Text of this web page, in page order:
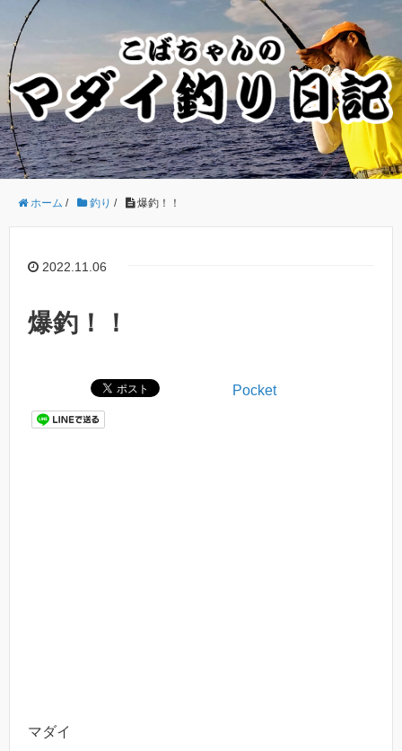
ホーム / 釣り / 爆釣！！
2022.11.06
爆釣！！
Pocket
マダイ